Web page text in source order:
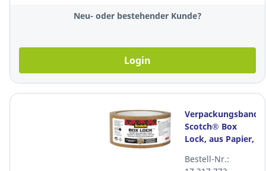
Neu- oder bestehender Kunde?
Login
Verpackungsband
Scotch® Box
Lock, aus Papier,
braun
Bestell-Nr.: